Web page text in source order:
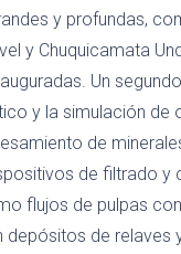
y profundas,
y Chuquicamata
Un
y la simulación de
de
de filtrado y
flujos de pulpas
depósitos de relaves